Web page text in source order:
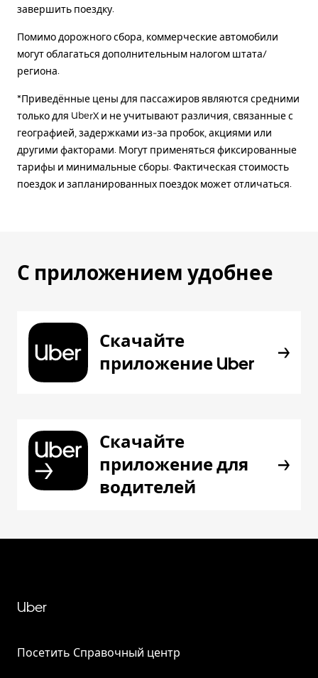
завершить поездку.
Помимо дорожного сбора, коммерческие автомобили
могут облагаться дополнительным налогом штата/
региона.
*Приведённые цены для пассажиров являются средними
только для UberX и не учитывают различия, связанные с
географией, задержками из-за пробок, акциями или
другими факторами. Могут применяться фиксированные
тарифы и минимальные сборы. Фактическая стоимость
поездок и запланированных поездок может отличаться.
С приложением удобнее
Скачайте
приложение Uber
Скачайте
приложение для
водителей
Uber
Посетить Справочный центр